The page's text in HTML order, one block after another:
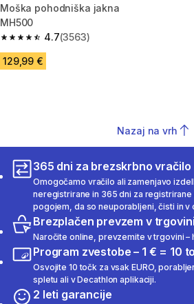
Moška pohodniška jakna
MH500
4.7
4.7 od 5 zvezdic from 3563 ocene
(3563)
129,99 €
Nazaj na vrh
365 dni za brezskrbno vračilo
Omogočamo vračilo ali zamenjavo
neregistrirane in 365 dni za
pogojem, da so neuporabljeni, čisti in v
Brezplačen prevzem v trgovini
Naročite online, prevzemite v trgovini –
Program zvestobe – 1 € = 10
Osvojite 10 točk za vsak EURO,
spletu ali v Decathlon aplikaciji.
2 leti garancije